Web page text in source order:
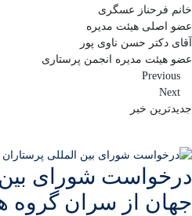
خانم فرحناز عسگری
عضو اصلی هیئت مدیره
آقای دکتر حسن ناوی پور
عضو هیئت مدیره انجمن پرستاری
Previous
Next
جدیدترین خبر
درخواست شورای بین
جهان از سران گروه